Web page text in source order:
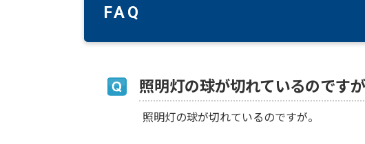
FAQ
照明灯の球が切れているのですが
照明灯の球が切れているのですが。